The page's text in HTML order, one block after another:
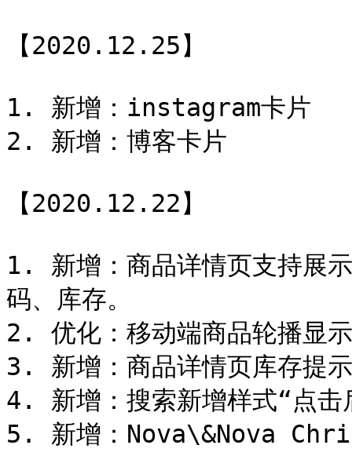
【2020.12.25】
1. 新增：instagram卡片
2. 新增：博客卡片
【2020.12.22】
1. 新增：商品详情页支持展
码、库存。
2. 优化：移动端商品轮播显
3. 新增：商品详情页库存提
4. 新增：搜索新增样式“点击
5. 新增：Nova\&Nova